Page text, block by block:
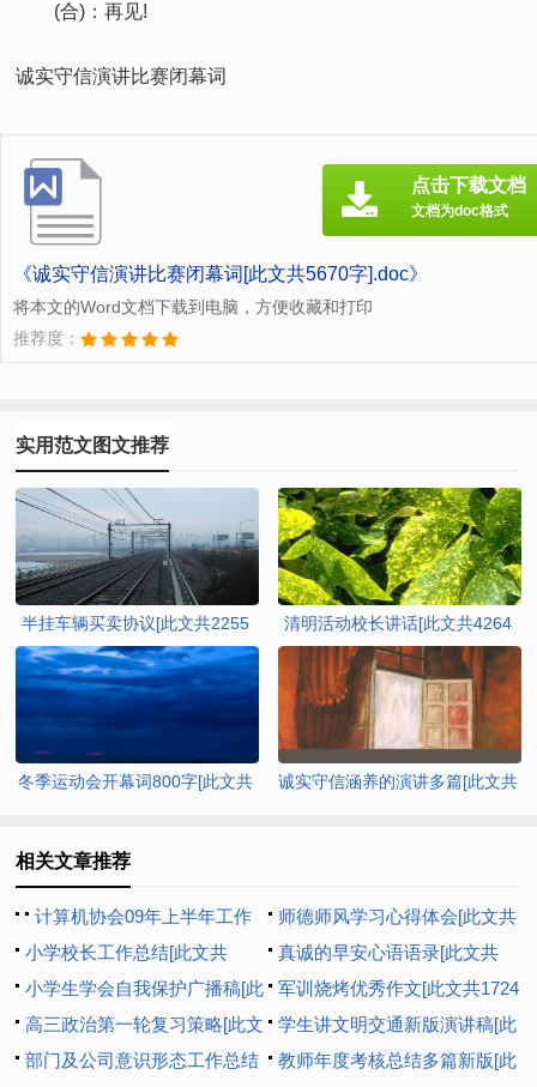
(合)：再见!
诚实守信演讲比赛闭幕词
《诚实守信演讲比赛闭幕词[此文共5670字].doc》
将本文的Word文档下载到电脑，方便收藏和打印
推荐度：
点击下载文档
文档为doc格式
实用范文图文推荐
半挂车辆买卖协议[此文共2255
字]
清明活动校长讲话[此文共4264
字]
冬季运动会开幕词800字[此文共
诚实守信涵养的演讲多篇[此文共
相关文章推荐
计算机协会09年上半年工作
总结暨下半年工作打算[此文共
14861字]
师德师风学习心得体会[此文共
952字]
小学校长工作总结[此文共
13943字]
真诚的早安心语语录[此文共
9262字]
小学生学会自我保护广播稿[此
文共1046字]
军训烧烤优秀作文[此文共1724
字]
高三政治第一轮复习策略[此文
共4138字]
学生讲文明交通新版演讲稿[此
文共3686字]
部门及公司意识形态工作总结
教师年度考核总结多篇新版[此